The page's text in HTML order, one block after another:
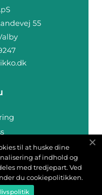
til at huske dine
af indhold og
med tredjepart. Ved
du cookiepolitikken.